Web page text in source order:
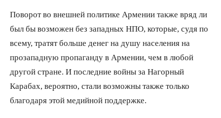
Поворот во внешней политике Армении также вряд ли
был бы возможен без западных НПО, которые, судя по
всему, тратят больше денег на душу населения на
прозападную пропаганду в Армении, чем в любой
другой стране. И последние войны за Нагорный
Карабах, вероятно, стали возможны также только
благодаря этой медийной поддержке.